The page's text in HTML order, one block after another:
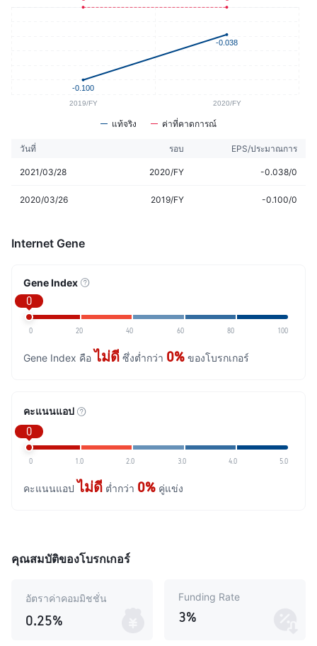
แท้จริง ค่าที่คาดการณ์
วันที่ รอบ EPS/ประมาณการ
2021/03/28 2020/FY -0.038/0
2020/03/26 2019/FY -0.100/0
Internet Gene
Gene Index
0
0 20 40 60 80 100
Gene Index คือ ไม่ดี ซึ่งต่ำกว่า 0% ของโบรกเกอร์
คะแนนแอป
0
0 1.0 2.0 3.0 4.0 5.0
คะแนนแอป ไม่ดี ต่ำกว่า 0% คู่แข่ง
คุณสมบัติของโบรกเกอร์
อัตราค่าคอมมิชชั่น
0.25%
Funding Rate
3%